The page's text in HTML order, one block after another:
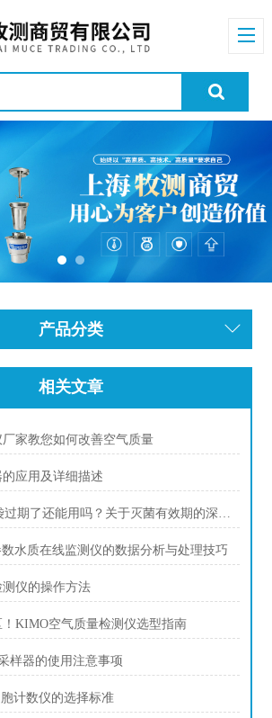
产品分类
相关文章
家教您如何改善空气质量
应用及详细描述
Labplas无菌采样袋过期了还能用吗？关于灭菌有效期的深度解答
水质在线监测仪的数据分析与处理技巧
仪的操作方法
KIMO空气质量检测仪选型指南
样器的使用注意事项
计数仪的选择标准